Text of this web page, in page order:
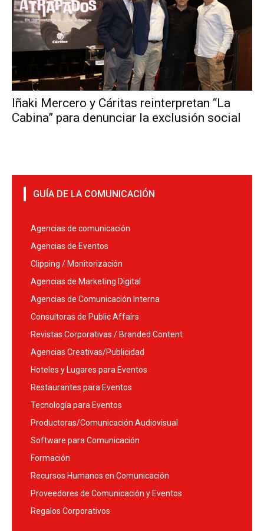
Iñaki Mercero y Cáritas reinterpretan “La
Cabina” para denunciar la exclusión social
GUÍA DE LA COMUNICACIÓN
Agencias de comunicación
Agencias de Eventos
Clipping / Monitorización
Agencias de Marketing Digital
Agencias de Comunicación Interna
Consultoras de Public Affairs
Revistas Corporativas / Branded Content
Agencias Creativas/Publicidad
Hoteles y Lugares para Eventos
Restaurantes para Eventos
Tecnología para Eventos
Productoras/Comunicación Audiovisual
Software para Comunicación
Formación
Recursos Humanos en Comunicación
Proveedores de Comunicación y Eventos
Regalos Corporativos